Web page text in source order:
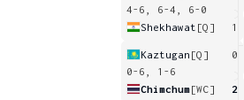
4-6, 6-4, 6-0
Shekhawat [Q] 1
Kaztugan [Q]
0
0-6, 1-6
Chimchum[WC] 2